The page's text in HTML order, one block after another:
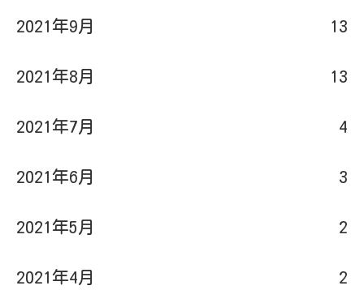
2021年9月 13
2021年8月 13
2021年7月 4
2021年6月 3
2021年5月 2
2021年4月 2